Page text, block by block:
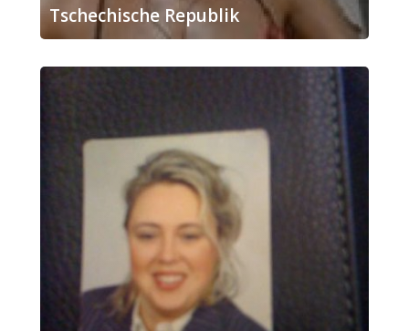
Tschechische Republik